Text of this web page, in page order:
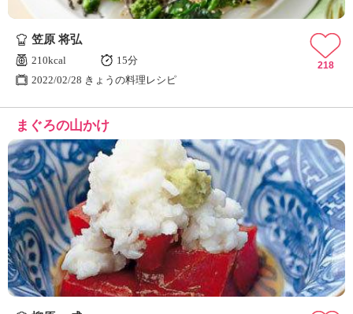
笠原 将弘
210kcal
15分
2022/02/28 きょうの料理レシピ
218
まぐろの山かけ